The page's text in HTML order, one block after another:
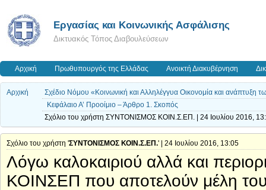
Εργασίας και Κοινωνικής Ασφάλισης
Δικτυακός Τόπος Διαβουλεύσεων
Αρχική Πρωθυπουργός της Ελλάδας Ανοικτή Διακυβέρνηση
Αρχική
Σχέδιο Νόμου «Κοινωνική και Αλληλέγγυα Οικονομία και ανάπτυξη
Κεφάλαιο Α’ Προοίμιο – Άρθρο 1. Σκοπός
Σχόλιο του χρήστη ΣΥΝΤΟΝΙΣΜΟΣ ΚΟΙΝ.Σ.ΕΠ. | 24 Ιουλίου 2016,
Σχόλιο του χρήστη 'ΣΥΝΤΟΝΙΣΜΟΣ ΚΟΙΝ.Σ.ΕΠ.' | 24 Ιουλίου 2016, 13:05
Λόγω καλοκαιριού αλλά και
ΚΟΙΝΣΕΠ που αποτελούν μέλη